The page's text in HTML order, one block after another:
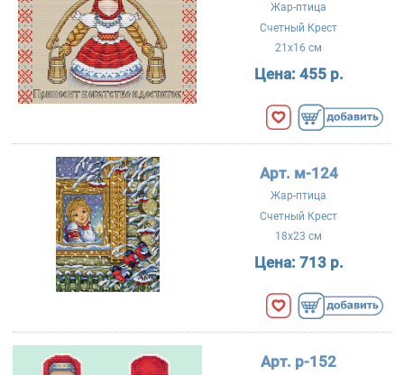
Жар-птица
Счетный Крест
21x16 см
Цена: 455 р.
Арт. м-124
Жар-птица
Счетный Крест
18x23 см
Цена: 713 р.
Арт. р-152